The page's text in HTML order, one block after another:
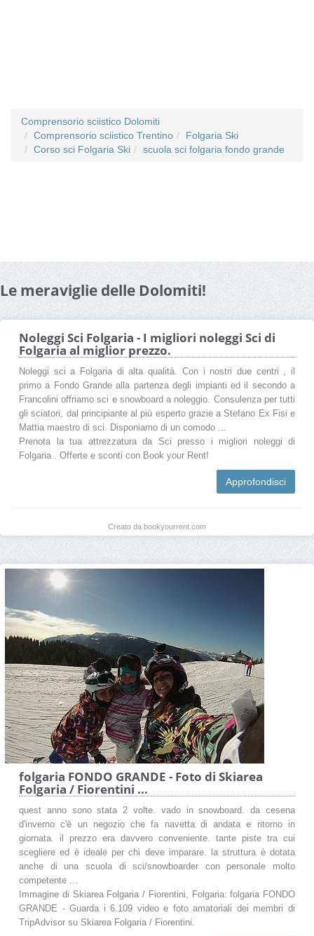
Comprensorio sciistico Dolomiti
Comprensorio sciistico Trentino
Folgaria Ski
Corso sci Folgaria Ski
scuola sci folgaria fondo grande
Le meraviglie delle Dolomiti!
Noleggi Sci Folgaria - I migliori noleggi Sci di
Folgaria al miglior prezzo.
Noleggi sci a Folgaria di alta qualità. Con i nostri due centri , il
primo a Fondo Grande alla partenza degli impianti ed il secondo a
Francolini offriamo sci e snowboard a noleggio. Consulenza per tutti
gli sciatori, dal principiante al più esperto grazie a Stefano Ex Fisi e
Mattia maestro di sci. Disponiamo di un comodo ...
Prenota la tua attrezzatura da Sci presso i migliori noleggi di
Folgaria . Offerte e sconti con Book your Rent!
Approfondisci
Creato da bookyourrent.com
folgaria FONDO GRANDE - Foto di Skiarea
Folgaria / Fiorentini ...
quest anno sono stata 2 volte. vado in snowboard. da cesena
d'inverno c'è un negozio che fa navetta di andata e ritorno in
giornata. il prezzo era davvero conveniente. tante piste tra cui
scegliere ed è ideale per chi deve imparare. la struttura è dotata
anche di una scuola di sci/snowboarder con personale molto
competente ...
Immagine di Skiarea Folgaria / Fiorentini, Folgaria: folgaria FONDO
GRANDE - Guarda i 6.109 video e foto amatoriali dei membri di
TripAdvisor su Skiarea Folgaria / Fiorentini.